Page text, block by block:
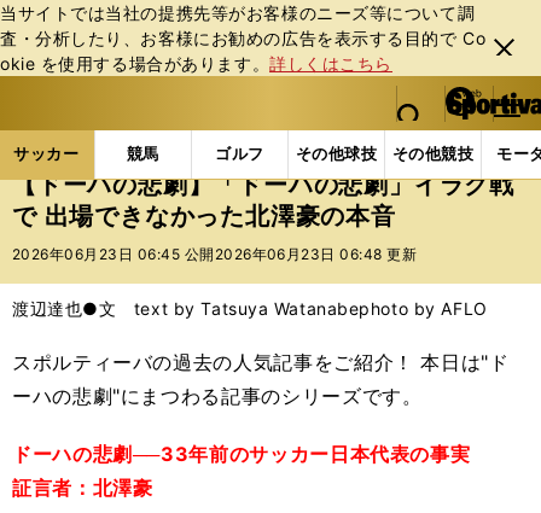
当サイトでは当社の提携先等がお客様のニーズ等について調
査・分析したり、お客様にお勧めの広告を表⽰する⽬的で Co
okie を使⽤する場合があります。詳しくはこちら
閉じ
る
web Sportiva (webスポルティーバ)
検索
マイペ
ー
ジ
メニュ
サッカー 競馬 ゴルフ その他球技 その他競技 モー
ス
ポ
ル
バ
サッカーの記事一覧 サッカー代表 日本代表 【
【ドーハの悲劇】「ドーハの悲劇」イラク戦
で 出場できなかった北澤豪の本音
2026年06月23日 06:45 公開 2026年06月23日 06:48 更新
渡辺達也●文 text by Tatsuya Watanabephoto by AFLO
スポルティーバの過去の人気記事をご紹介！ 本日は"ド
ーハの悲劇"にまつわる記事のシリーズです。
ドーハの悲劇──33年前のサッカー日本代表の事実
証言者：北澤豪